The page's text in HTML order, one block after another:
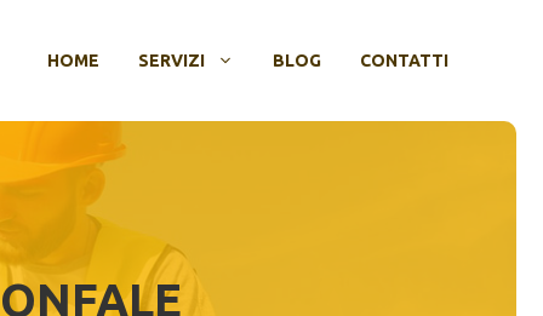
HOME SERVIZI BLOG CONTATTI